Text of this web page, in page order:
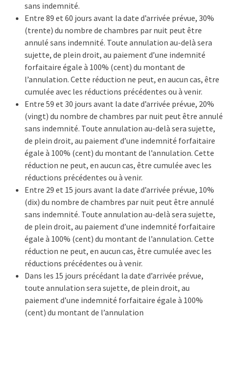
sans indemnité.
Entre 89 et 60 jours avant la date d’arrivée prévue, 30%
(trente) du nombre de chambres par nuit peut être
annulé sans indemnité. Toute annulation au-delà sera
sujette, de plein droit, au paiement d’une indemnité
forfaitaire égale à 100% (cent) du montant de
l’annulation. Cette réduction ne peut, en aucun cas, être
cumulée avec les réductions précédentes ou à venir.
Entre 59 et 30 jours avant la date d’arrivée prévue, 20%
(vingt) du nombre de chambres par nuit peut être annulé
sans indemnité. Toute annulation au-delà sera sujette,
de plein droit, au paiement d’une indemnité forfaitaire
égale à 100% (cent) du montant de l’annulation. Cette
réduction ne peut, en aucun cas, être cumulée avec les
réductions précédentes ou à venir.
Entre 29 et 15 jours avant la date d’arrivée prévue, 10%
(dix) du nombre de chambres par nuit peut être annulé
sans indemnité. Toute annulation au-delà sera sujette,
de plein droit, au paiement d’une indemnité forfaitaire
égale à 100% (cent) du montant de l’annulation. Cette
réduction ne peut, en aucun cas, être cumulée avec les
réductions précédentes ou à venir.
Dans les 15 jours précédant la date d’arrivée prévue,
toute annulation sera sujette, de plein droit, au
paiement d’une indemnité forfaitaire égale à 100%
(cent) du montant de l’annulation